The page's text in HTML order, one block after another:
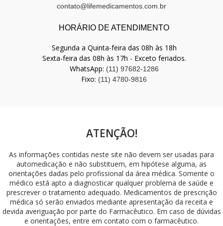
contato@lifemedicamentos.com.br
HORÁRIO DE ATENDIMENTO
Segunda a Quinta-feira das 08h às 18h
Sexta-feira das 08h às 17h - Exceto feriados.
WhatsApp: (11) 97682-1286
Fixo: (11) 4780-9816
ATENÇÃO!
As informações contidas neste site não devem ser usadas para
automedicação e não substituem, em hipótese alguma, as
orientações dadas pelo profissional da área médica. Somente o
médico está apto a diagnosticar qualquer problema de saúde e
prescrever o tratamento adequado. Medicamentos de prescrição
médica só serão enviados mediante apresentação da receita e
devida averiguação por parte do Farmacêutico. Em caso de dúvidas
e orientações, entre em contato com o farmacêutico.